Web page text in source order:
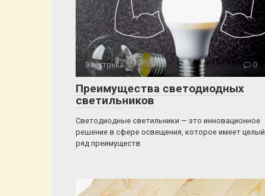
Электрика 0
Преимущества светодиодных
светильников
Светодиодные светильники — это инновационное
решение в сфере освещения, которое имеет целый
ряд преимуществ